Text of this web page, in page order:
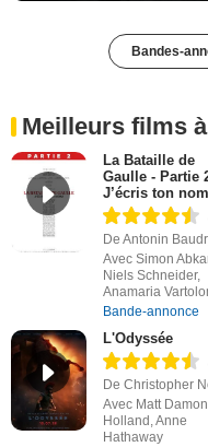
Bandes-
Meilleurs films
La Bataille de
Gaulle - Partie
J’écris ton nom
De Antonin
Avec Simon
Niels Schneider,
Anamaria
Bande-annonce
L'Odyssée
De Christopher
Avec Matt
Holland, Anne
Hathaway